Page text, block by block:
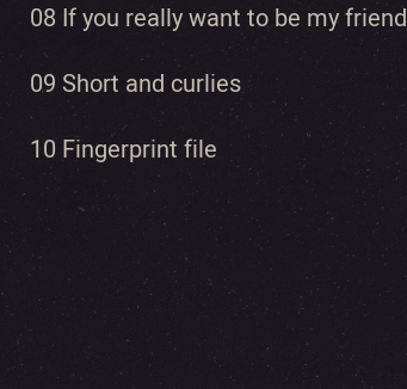
08 If you really want to be my friend
09 Short and curlies
10 Fingerprint file